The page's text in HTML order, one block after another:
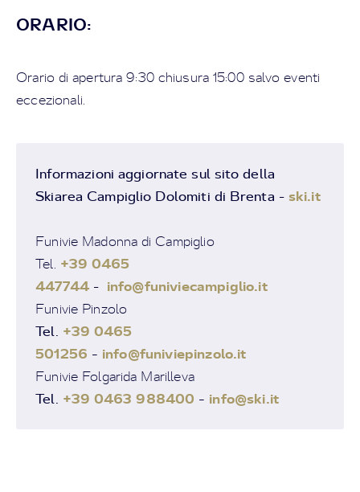
ORARIO:
Orario di apertura 9:30 chiusura 15:00 salvo eventi
eccezionali.
Informazioni aggiornate sul sito della
Skiarea Campiglio Dolomiti di Brenta - ski.it
Funivie Madonna di Campiglio
Tel. +39 0465
447744 - info@funiviecampiglio.it
Funivie Pinzolo
Tel. +39 0465
501256 - info@funiviepinzolo.it
Funivie Folgarida Marilleva
Tel. +39 0463 988400 - info@ski.it